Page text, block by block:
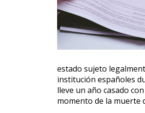
estado sujeto
institución españoles
lleve un año casado
momento de la muerte